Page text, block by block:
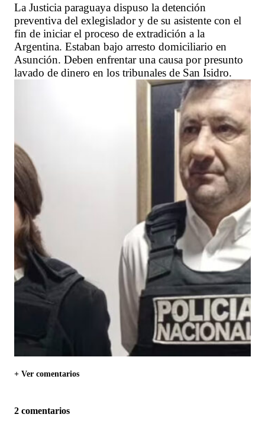
La Justicia paraguaya dispuso la detención
preventiva del exlegislador y de su asistente con el
fin de iniciar el proceso de extradición a la
Argentina. Estaban bajo arresto domiciliario en
Asunción. Deben enfrentar una causa por presunto
lavado de dinero en los tribunales de San Isidro.
+ Ver comentarios
2 comentarios